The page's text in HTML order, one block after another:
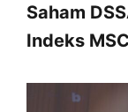
Saham
Indeks